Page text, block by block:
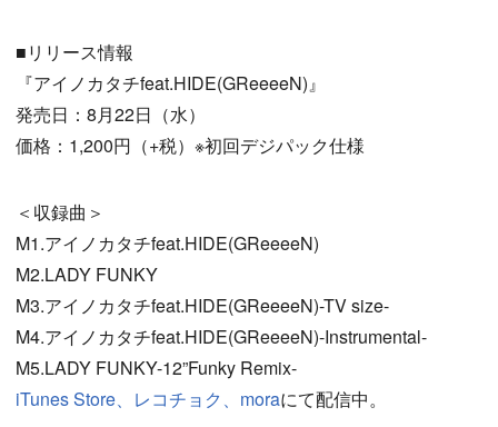
■リリース情報
『アイノカタチfeat.HIDE(GReeeeN)』
発売日：8月22日（水）
価格：1,200円（+税）※初回デジパック仕様
＜収録曲＞
M1.アイノカタチfeat.HIDE(GReeeeN)
M2.LADY FUNKY
M3.アイノカタチfeat.HIDE(GReeeeN)-TV size-
M4.アイノカタチfeat.HIDE(GReeeeN)-Instrumental-
M5.LADY FUNKY-12”Funky Remix-
iTunes Store、レコチョク、moraにて配信中。